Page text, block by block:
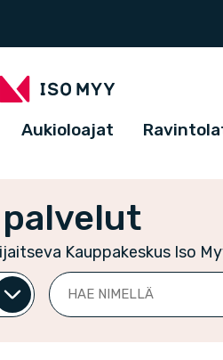
Aukioloajat
Kauppakeskus Iso
Hae
nimellä